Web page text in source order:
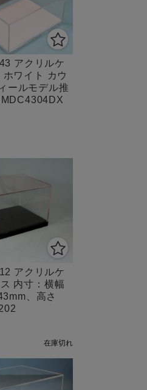
アクリルケ
ワイト カウ
ールモデル推
アクリルケ
内寸：横幅
、高さ
在庫切れ